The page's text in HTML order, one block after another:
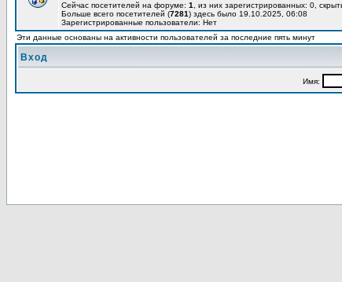
Сейчас посетителей на форуме: 1 , из них зарегистрированных: 0,
Больше всего посетителей (7281) здесь было 19.10.2025, 06:08
Зарегистрированные пользователи: Нет
Эти данные основаны на активности пользователей за последние пять минут
Вход
Имя: